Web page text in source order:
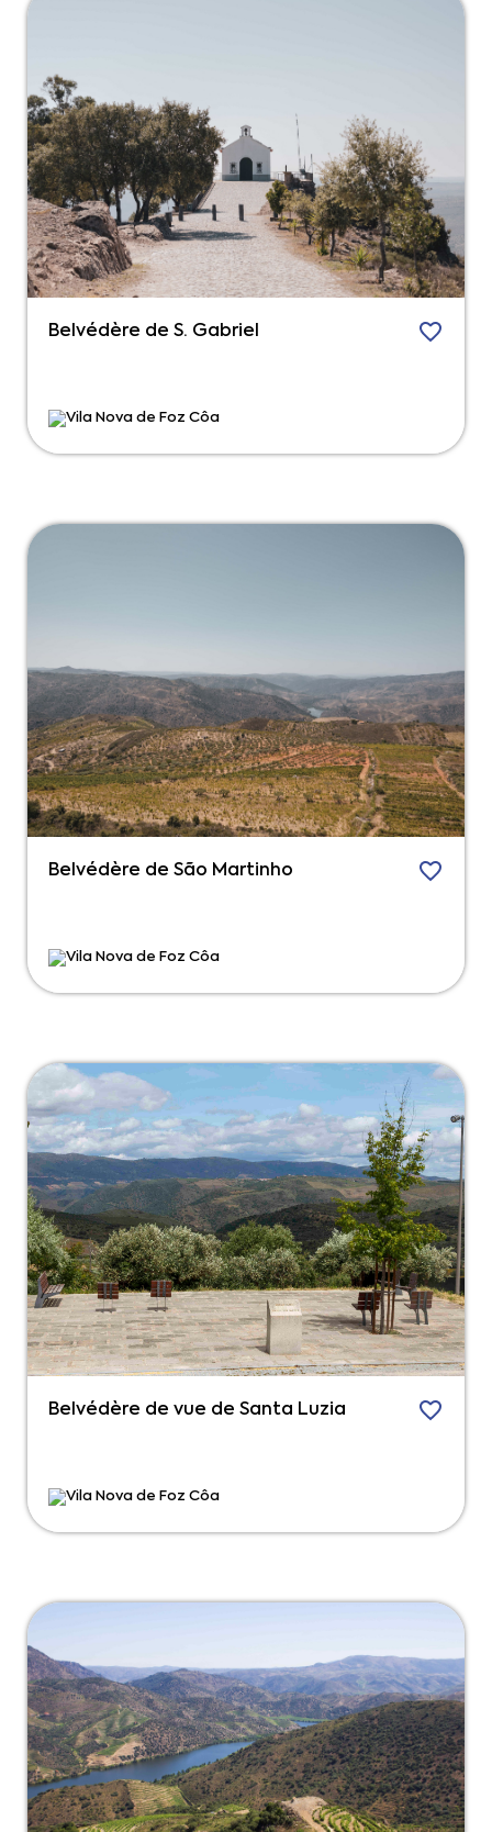
Belvédère de S. Gabriel
Vila Nova de Foz Côa
Belvédère de São Martinho
Vila Nova de Foz Côa
Belvédère de vue de Santa Luzia
Vila Nova de Foz Côa